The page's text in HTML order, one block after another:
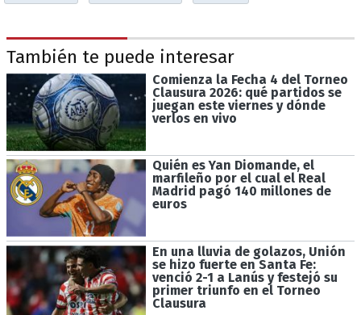
También te puede interesar
Comienza la Fecha 4 del Torneo
Clausura 2026: qué partidos se
juegan este viernes y dónde
verlos en vivo
Quién es Yan Diomande, el
marfileño por el cual el Real
Madrid pagó 140 millones de
euros
En una lluvia de golazos, Unión
se hizo fuerte en Santa Fe:
venció 2-1 a Lanús y festejó su
primer triunfo en el Torneo
Clausura